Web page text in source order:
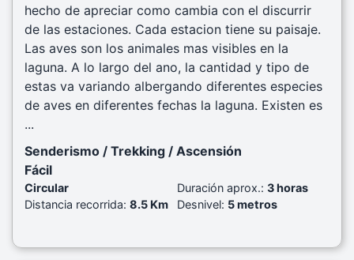
hecho de apreciar como cambia con el discurrir
de las estaciones. Cada estacion tiene su paisaje.
Las aves son los animales mas visibles en la
laguna. A lo largo del ano, la cantidad y tipo de
estas va variando albergando diferentes especies
de aves en diferentes fechas la laguna. Existen es
...
Senderismo / Trekking / Ascensión
Fácil
Circular Duración aprox.: 3 horas
Distancia recorrida: 8.5 Km Desnivel: 5 metros